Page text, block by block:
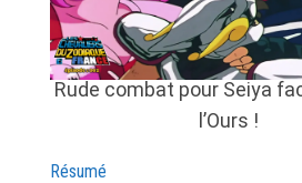
Rude combat pour Seiya
l’Ours !
Résumé